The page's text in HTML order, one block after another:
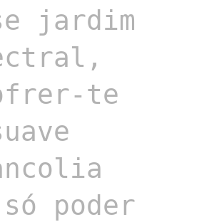
jardim
te
poder